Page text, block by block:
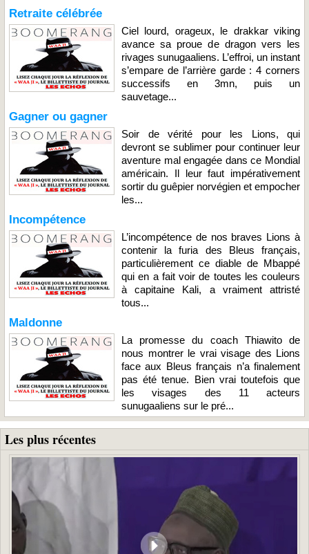
Retraite célébrée
Ciel lourd, orageux, le drakkar viking
avance sa proue de dragon vers les
rivages sunugaaliens. L’effroi, un instant
s’empare de l’arrière garde : 4 corners
successifs en 3mn, puis un
sauvetage...
Gagner ou gagner
Soir de vérité pour les Lions, qui
devront se sublimer pour continuer leur
aventure mal engagée dans ce Mondial
américain. Il leur faut impérativement
sortir du guêpier norvégien et empocher
les...
Incompétence
L’incompétence de nos braves Lions à
contenir la furia des Bleus français,
particulièrement ce diable de Mbappé
qui en a fait voir de toutes les couleurs
à capitaine Kali, a vraiment attristé
tous...
Maldonne
La promesse du coach Thiawito de
nous montrer le vrai visage des Lions
face aux Bleus français n’a finalement
pas été tenue. Bien vrai toutefois que
les visages des 11 acteurs
sunugaaliens sur le pré...
Les plus récentes